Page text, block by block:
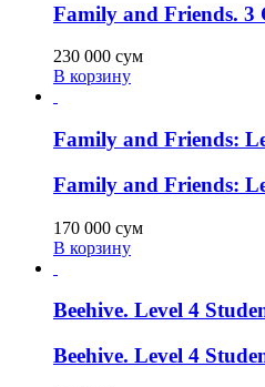
Family and Friends. 3
230 000 сум
В корзину
Family and Friends:
Family and Friends:
170 000 сум
В корзину
Beehive. Level 4
Beehive. Level 4